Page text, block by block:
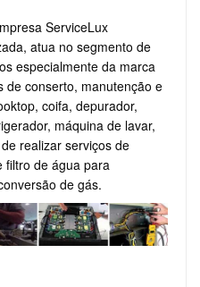
ServiceLux
atua no segmento de
especialmente da marca
de conserto, manutenção e
coifa, depurador,
máquina de lavar,
realizar serviços de
filtro de água para
de gás.